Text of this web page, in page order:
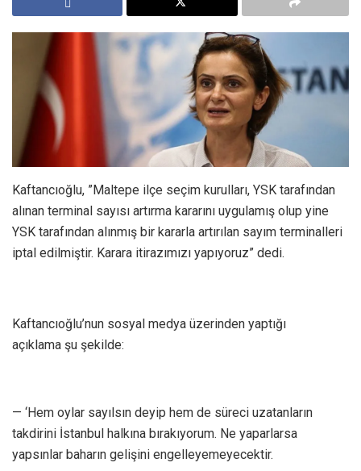
Kaftancıoğlu, ”Maltepe ilçe seçim kurulları, YSK tarafından
alınan terminal sayısı artırma kararını uygulamış olup yine
YSK tarafından alınmış bir kararla artırılan sayım terminalleri
iptal edilmiştir. Karara itirazımızı yapıyoruz” dedi.
Kaftancıoğlu’nun sosyal medya üzerinden yaptığı
açıklama şu şekilde:
— ‘Hem oylar sayılsın deyip hem de süreci uzatanların
takdirini İstanbul halkına bırakıyorum. Ne yaparlarsa
yapsınlar baharın gelişini engelleyemeyecektir.